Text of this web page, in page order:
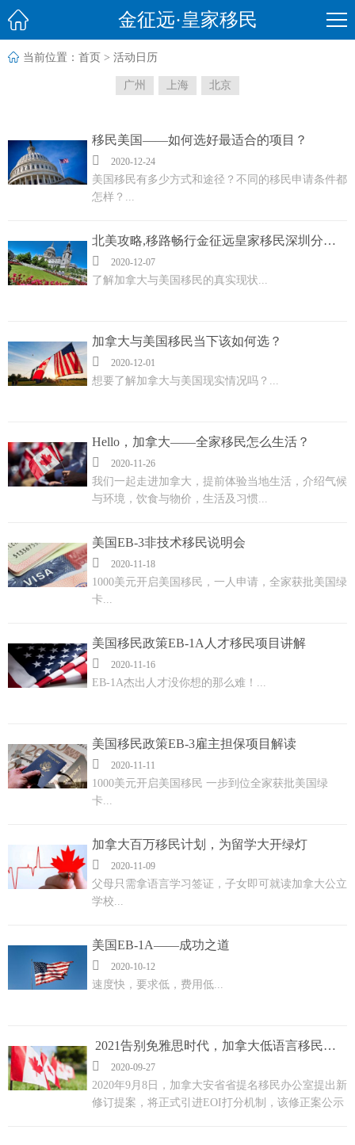
 金征远·皇家移民
 当前位置： 首页 > 活动日历
广州 上海 北京
移民美国——如何选好最适合的项目？
 2020-12-24
美国移民有多少方式和途径？不同的移民申请条件都
怎样？...
北美攻略,移路畅行金征远皇家移民深圳分公司高端客户私享会
 2020-12-07
了解加拿大与美国移民的真实现状...
加拿大与美国移民当下该如何选？
 2020-12-01
想要了解加拿大与美国现实情况吗？...
Hello，加拿大——全家移民怎么生活？
 2020-11-26
我们一起走进加拿大，提前体验当地生活，介绍气候
与环境，饮食与物价，生活及习惯...
美国EB-3非技术移民说明会
 2020-11-18
1000美元开启美国移民，一人申请，全家获批美国绿
卡...
美国移民政策EB-1A人才移民项目讲解
 2020-11-16
EB-1A杰出人才没你想的那么难！...
美国移民政策EB-3雇主担保项目解读
 2020-11-11
1000美元开启美国移民 一步到位全家获批美国绿
卡...
加拿大百万移民计划，为留学大开绿灯
 2020-11-09
父母只需拿语言学习签证，子女即可就读加拿大公立
学校...
美国EB-1A——成功之道
 2020-10-12
速度快，要求低，费用低...
2021告别免雅思时代，加拿大低语言移民抢占先机
 2020-09-27
2020年9月8日，加拿大安省省提名移民办公室提出新
修订提案，将正式引进EOI打分机制，该修正案公示